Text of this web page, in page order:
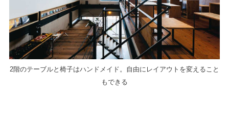
2階のテーブルと椅子はハンドメイド。自由にレイアウトを変えること
もできる